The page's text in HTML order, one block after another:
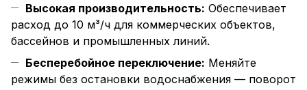
Высокая производительность: Обеспечивает
расход до 10 м³/ч для коммерческих объектов,
бассейнов и промышленных линий.
Бесперебойное переключение: Меняйте
режимы без остановки водоснабжения — поворот